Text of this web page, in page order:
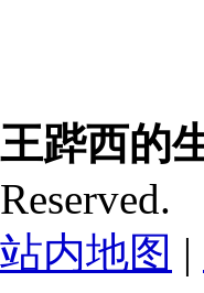
王跸西的
Reserved.
站内地图 |